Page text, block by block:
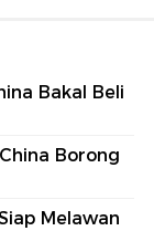
Bakal Beli
Borong
Melawan